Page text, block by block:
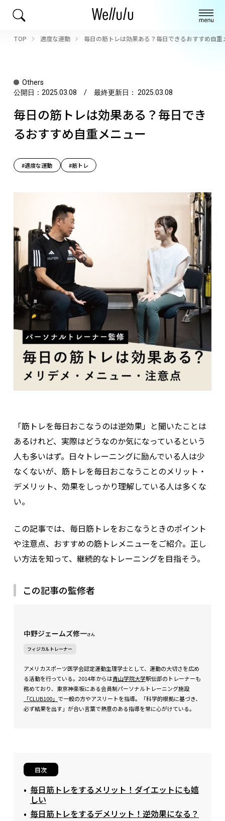
TOP 適度な運動 毎日の筋トレは効果ある？毎日できるおすすめ自重
Others
公開日： 2025.03.08 / 最終更新日： 2025.03.08
毎日の筋トレは効果ある？毎日でき
るおすすめ自重メニュー
#適度な運動 #筋トレ
「筋トレを毎日おこなうのは逆効果」と聞いたことは
あるけれど、実際はどうなのか気になっているという
人も多いはず。日々トレーニングに励んでいる人は少
なくないが、筋トレを毎日おこなうことのメリット・
デメリット、効果をしっかり理解している人は多くな
い。
この記事では、毎日筋トレをおこなうときのポイント
や注意点、おすすめの筋トレメニューをご紹介。正し
い方法を知って、継続的なトレーニングを目指そう。
この記事の監修者
中野ジェームズ修一さん
フィジカルトレーナー
アメリカスポーツ医学会認定運動生理学士として、運動の大切さを広め
る活動を行っている。2014年からは青山学院大学駅伝部のトレーナーも
務めており、東京神楽坂にある会員制パーソナルトレーニング施設
「CLUB100」 で一般の方やアスリートを指導。「科学的根拠に基づき、
必ず結果を出す」が合い言葉で熱意のある指導を常に心がけている。
目次
毎日筋トレをするメリット！ダイエットにも嬉
しい
毎日筋トレをするデメリット！逆効果になる？